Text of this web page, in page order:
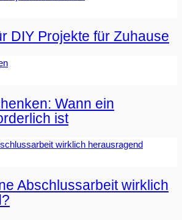
DIY Projekte für Zuhause
Wann ein
ist
Abschlussarbeit wirklich